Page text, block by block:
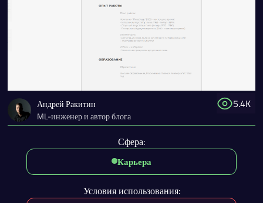
5.4K
Андрей Ракитин
ML-инженер и автор блога
Сфера:
Карьера
Условия использования: